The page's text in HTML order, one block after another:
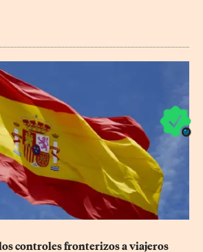
controles fronterizos a viajeros